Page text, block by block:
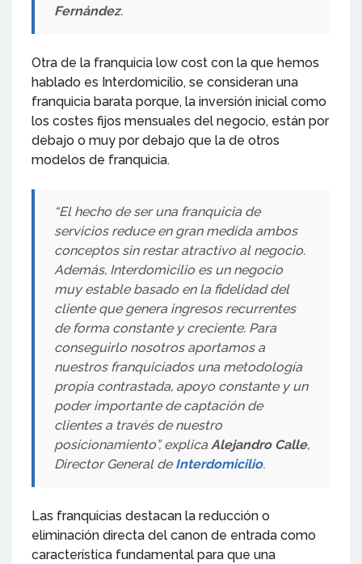
Fernández.
Otra de la franquicia low cost con la que hemos
hablado es Interdomicilio, se consideran una
franquicia barata porque, la inversión inicial como
los costes fijos mensuales del negocio, están por
debajo o muy por debajo que la de otros
modelos de franquicia.
“El hecho de ser una franquicia de
servicios reduce en gran medida ambos
conceptos sin restar atractivo al negocio.
Además, Interdomicilio es un negocio
muy estable basado en la fidelidad del
cliente que genera ingresos recurrentes
de forma constante y creciente. Para
conseguirlo nosotros aportamos a
nuestros franquiciados una metodología
propia contrastada, apoyo constante y un
poder importante de captación de
clientes a través de nuestro
posicionamiento”, explica Alejandro Calle,
Director General deInterdomicilio.
Las franquicias destacan la reducción o
eliminación directa del canon de entrada como
característica fundamental para que una